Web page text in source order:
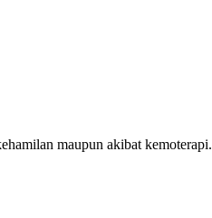
maupun akibat kemoterapi.